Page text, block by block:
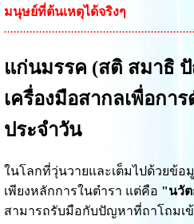
มนุษย์ที่ต้นเหตุได้จริงๆ
แก่นมรรค (สติ สมาธิ
เครื่องมือสากลเพื่อกา
ประจำวัน
ในโลกที่วุ่นวายและเต็มไปด้วยข้
เพียงหลักการในตำรา แต่คือ "นวัต
สามารถรับมือกับปัญหาที่ถาโถมเ